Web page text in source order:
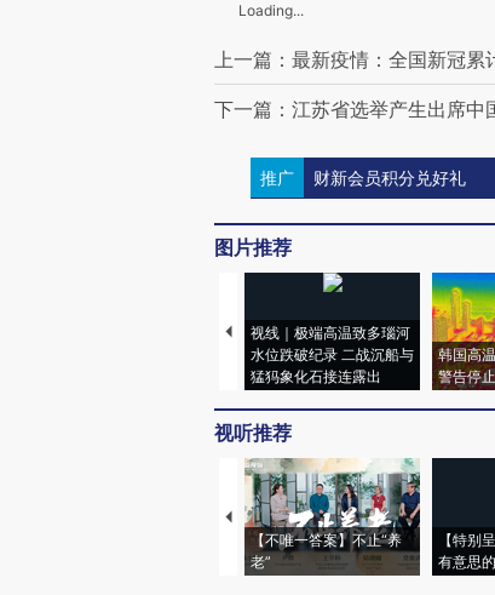
Loading...
上一篇：最新疫情：全国新冠
下一篇：江苏省选举产生出席
推广 财新会员积分兑好礼
图片推荐
视线｜极端高温致多瑙河
水位跌破纪录 二战沉船与
猛犸象化石接连露出
韩国高
警告停
视听推荐
【不唯一答案】不止“养
老”
【特别
有意思